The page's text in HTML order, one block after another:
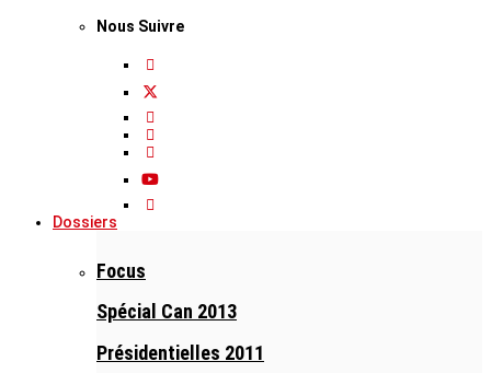
Nous Suivre
Dossiers
Focus
Spécial Can 2013
Présidentielles 2011